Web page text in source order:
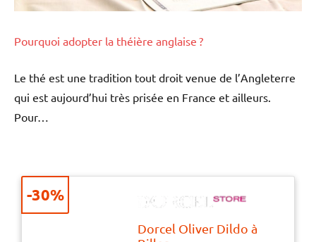
Pourquoi adopter la théière anglaise ?
Le thé est une tradition tout droit venue de l’Angleterre
qui est aujourd’hui très prisée en France et ailleurs.
Pour…
Dorcel Oliver Dildo à
-30%